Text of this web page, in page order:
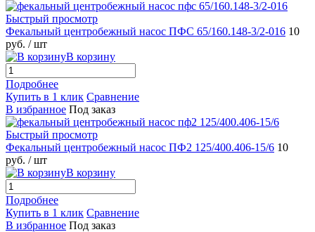
Быстрый просмотр
Фекальный центробежный насос ПФС 65/160.148-3/2-016 10
руб. / шт
В корзину
Подробнее
Купить в 1 клик Сравнение
В избранное Под заказ
Быстрый просмотр
Фекальный центробежный насос ПФ2 125/400.406-15/6 10
руб. / шт
В корзину
Подробнее
Купить в 1 клик Сравнение
В избранное Под заказ